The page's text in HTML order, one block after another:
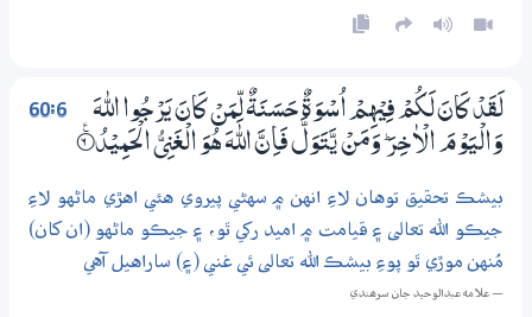
60:6
لَقَدْ كَانَ لَكُمْ فِيْهِمْ اُسْوَةٌ حَسَـنَةٌ لِّمَنْ كَانَ يَرْجُوا اللّٰهَ
وَالْيَوْمَ الْاٰخِرَ ۭ وَمَنْ يَّتَوَلَّ فَاِنَّ اللّٰهَ هُوَ الْغَنِيُّ الْحَمِيْدُ 6‏۝ۧ
بيشڪ تحقيق توهان لاءِ انهن ۾ سهڻي پيروي هئي اهڙي ماڻهو لاءِ
جيڪو الله تعالى ۽ قيامت ۾ اميد رکي ٿو، ۽ جيڪو ماڻهو (ان کان)
مُنهن موڙي ٿو پوءِ بيشڪ الله تعالى ئي غني (۽) ساراهيل آهي
— علامه عبدالوحيد جان سرھندي